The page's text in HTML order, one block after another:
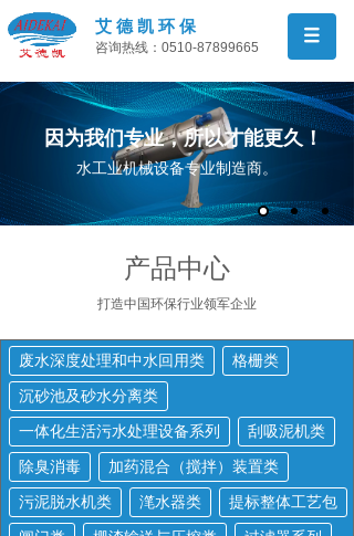
艾 德 凯 环 保
咨询热线：0510-87899665
因为我们专业，所以才能更久！
水工业机械设备专业制造商。
产品中心
打造中国环保行业领军企业
废水深度处理和中水回用类
格栅类
沉砂池及砂水分离类
一体化生活污水处理设备系列
刮吸泥机类
除臭消毒
加药混合（搅拌）装置类
污泥脱水机类
滗水器类
提标整体工艺包